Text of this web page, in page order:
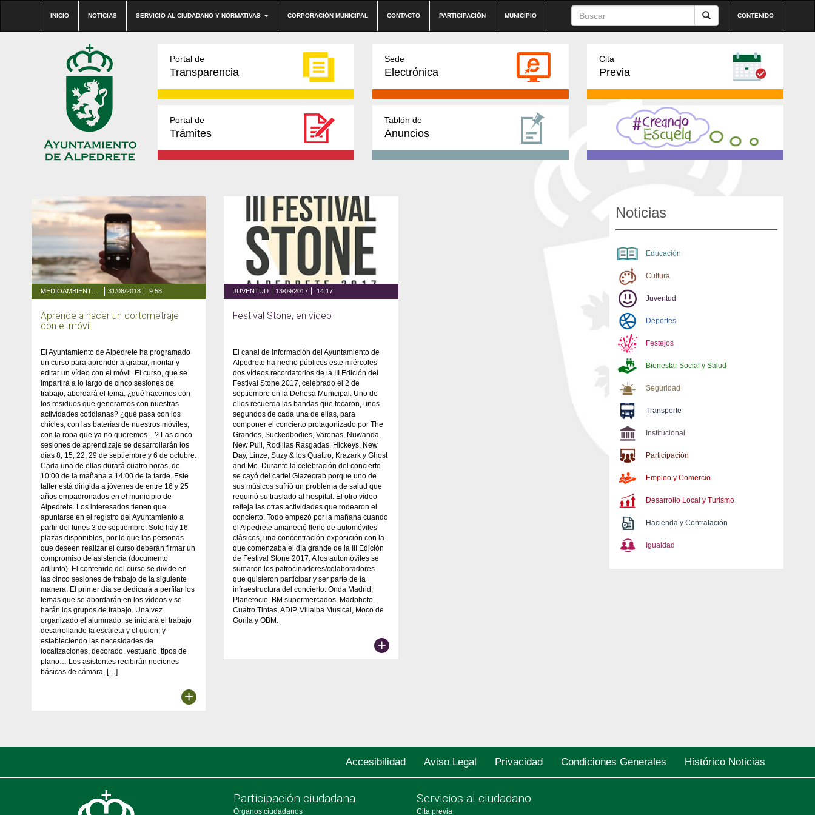
INICIO NOTICIAS SERVICIO AL CIUDADANO Y NORMATIVAS CORPORACIÓN MUNICIPAL CONTACTO PARTICIPACIÓN MUNICIPIO CONTENIDO
Portal de
Transparencia
Sede
Electrónica
Cita
Previa
Portal de
Trámites
Tablón de
Anuncios
31/08/2018 9:58
Aprende a hacer un cortometraje
con el móvil
El Ayuntamiento de Alpedrete ha programado
un curso para aprender a grabar, montar y
editar un vídeo con el móvil. El curso, que se
impartirá a lo largo de cinco sesiones de
trabajo, abordará el tema: ¿qué hacemos con
los residuos que generamos con nuestras
actividades cotidianas? ¿qué pasa con los
chicles, con las baterías de nuestros móviles,
con la ropa que ya no queremos…? Las cinco
sesiones de aprendizaje se desarrollarán los
días 8, 15, 22, 29 de septiembre y 6 de octubre.
Cada una de ellas durará cuatro horas, de
10:00 de la mañana a 14:00 de la tarde. Este
taller está dirigida a jóvenes de entre 16 y 25
años empadronados en el municipio de
Alpedrete. Los interesados tienen que
apuntarse en el registro del Ayuntamiento a
partir del lunes 3 de septiembre. Solo hay 16
plazas disponibles, por lo que las personas
que deseen realizar el curso deberán firmar un
compromiso de asistencia (documento
adjunto). El contenido del curso se divide en
las cinco sesiones de trabajo de la siguiente
manera. El primer día se dedicará a perfilar los
temas que se abordarán en los vídeos y se
harán los grupos de trabajo. Una vez
organizado el alumnado, se iniciará el trabajo
desarrollando la escaleta y el guion, y
estableciendo las necesidades de
localizaciones, decorado, vestuario, tipos de
plano… Los asistentes recibirán nociones
básicas de cámara, […]
+
JUVENTUD 13/09/2017 14:17
Festival Stone, en vídeo
El canal de información del Ayuntamiento de
Alpedrete ha hecho públicos este miércoles
dos vídeos recordatorios de la III Edición del
Festival Stone 2017, celebrado el 2 de
septiembre en la Dehesa Municipal. Uno de
ellos recuerda las bandas que tocaron, unos
segundos de cada una de ellas, para
componer el concierto protagonizado por The
Grandes, Suckedbodies, Varonas, Nuwanda,
New Pull, Rodillas Rasgadas, Hickeys, New
Day, Linze, Suzy & los Quattro, Krazark y Ghost
and Me. Durante la celebración del concierto
se cayó del cartel Glazecrab porque uno de
sus músicos sufrió un problema de salud que
requirió su traslado al hospital. El otro vídeo
refleja las otras actividades que rodearon el
concierto. Todo empezó por la mañana cuando
el Alpedrete amaneció lleno de automóviles
clásicos, una concentración-exposición con la
que comenzaba el día grande de la III Edición
de Festival Stone 2017. A los automóviles se
sumaron los patrocinadores/colaboradores
que quisieron participar y ser parte de la
infraestructura del concierto: Onda Madrid,
Planetocio, BM supermercados, Madphoto,
Cuatro Tintas, ADIP, Villalba Musical, Moco de
Gorila y OBM.
+
Noticias
Educación
Cultura
Juventud
Deportes
Festejos
Bienestar Social y Salud
Seguridad
Transporte
Institucional
Participación
Empleo y Comercio
Desarrollo Local y Turismo
Hacienda y Contratación
Igualdad
Accesibilidad Aviso Legal Privacidad Condiciones Generales Histórico Noticias
Participación ciudadana
Órganos ciudadanos
Servicios al ciudadano
Cita previa